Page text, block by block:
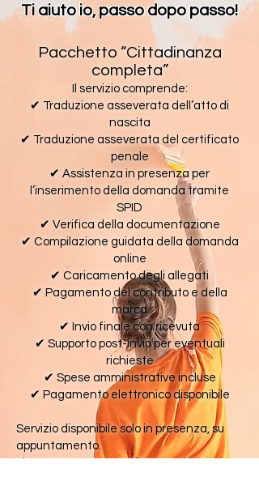
Ti aiuto io, passo dopo passo!
Pacchetto “Cittadinanza
completa”
Il servizio comprende:
✔ Traduzione asseverata dell’atto di
nascita
✔ Traduzione asseverata del certificato
penale
✔ Assistenza in presenza per
l’inserimento della domanda tramite
SPID
✔ Verifica della documentazione
✔ Compilazione guidata della domanda
online
✔ Caricamento degli allegati
✔ Pagamento del contributo e della
marca
✔ Invio finale con ricevuta
✔ Supporto post-invio per eventuali
richieste
✔ Spese amministrative incluse
✔ Pagamento elettronico disponibile
Servizio disponibile solo in presenza, su
appuntamento.